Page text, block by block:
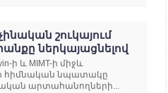
շուկայում
ներկայացնելով
ի և MIMT-ի միջև
հիմնական նպատակը
արտահանողների...